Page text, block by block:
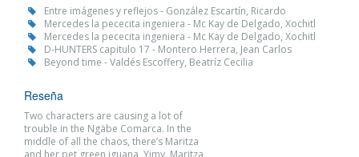
Entre imágenes y reflejos - González Escartín, Ricardo
Mercedes la pececita ingeniera - Mc Kay de Delgado, Xochitl
Mercedes la pececita ingeniera - Mc Kay de Delgado, Xochitl
D-HUNTERS capitulo 17 - Montero Herrera, Jean Carlos
Beyond time - Valdés Escoffery, Beatríz Cecilia
Reseña
Two characters are causing a lot of
trouble in the Ngäbe Comarca. In the
middle of all the chaos, there’s Maritza
and her pet green iguana, Yimy. Maritza